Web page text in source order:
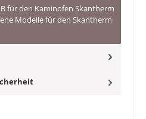
für den Kaminofen Skantherm
Modelle für den Skantherm